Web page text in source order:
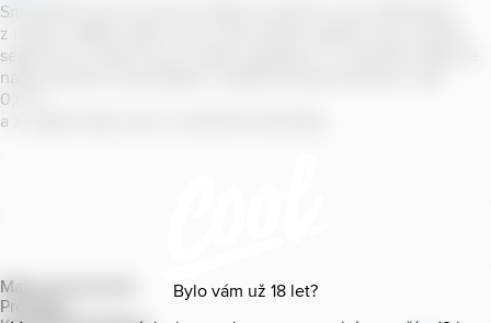
Bylo vám už 18 let?
Smícháním piva s ovocnou šťávou vytvořil v roce
z našich sládků
segmentu na bázi piva v České republice. V současné době se
naše portfolio Cool skládá z nealkoholických příchutí s alk.
0
a z nealko řady Cool+ s funkčními benefity.
Mapa provozoven
Produkty